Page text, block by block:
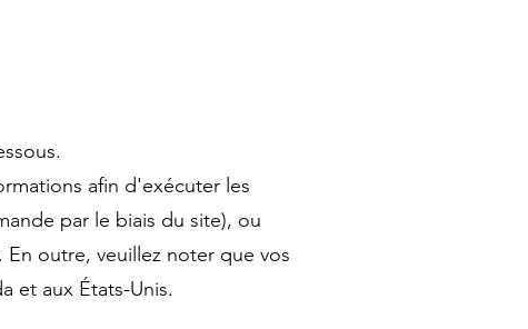
afin d'exécuter les
par le biais du site), ou
outre, veuillez noter que vos
et aux États-Unis.